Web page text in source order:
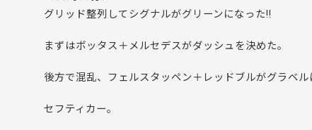
グリッド整列してシグナルがグリーンになった!!
まずはボッタス＋メルセデスがダッシュを決めた。
後方で混乱、フェルスタッペン＋レッドブルがグラベ
セフティカー。